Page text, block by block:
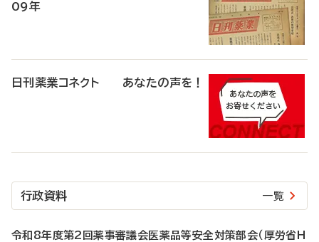
09年
日刊薬業コネクト あなたの声を！
行政資料 一覧
令和8年度第2回薬事審議会医薬品等安全対策部会（厚労省H